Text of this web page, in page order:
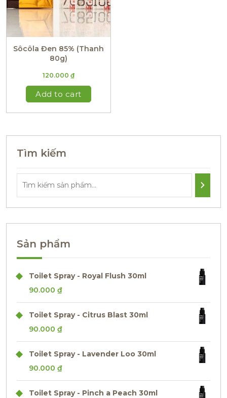
Sôcôla Đen 85% (Thanh
80g)
120.000 ₫
Add to cart
Tìm kiếm
Sản phẩm
Toilet Spray - Royal Flush 30ml
90.000 ₫
Toilet Spray - Citrus Blast 30ml
90.000 ₫
Toilet Spray - Lavender Loo 30ml
90.000 ₫
Toilet Spray - Pinch a Peach 30ml